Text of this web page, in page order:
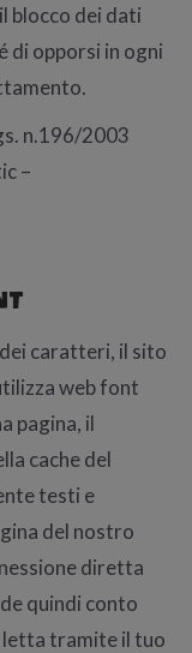
blocco dei dati
di opporsi in ogni
n.196/2003
–
caratteri, il sito
web font
pagina, il
cache del
testi e
del nostro
diretta
quindi conto
letta tramite il tuo